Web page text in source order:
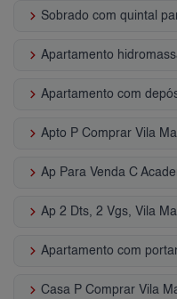
keyboard_arrow_right Sobrado com quintal
keyboard_arrow_right
keyboard_arrow_right
keyboard_arrow_right Apto P Comprar Vila
keyboard_arrow_right Ap Para Venda C
keyboard_arrow_right Ap 2 Dts, 2 Vgs, Vila
keyboard_arrow_right
keyboard_arrow_right Casa P Comprar Vila